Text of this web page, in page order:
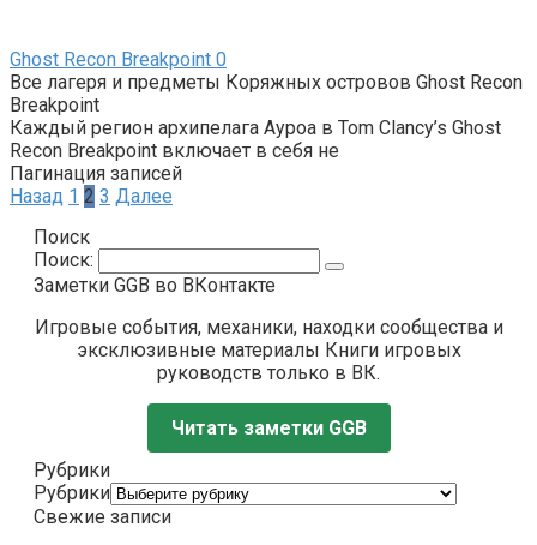
Ghost Recon Breakpoint 0
Все лагеря и предметы Коряжных островов Ghost Recon
Breakpoint
Каждый регион архипелага Ауроа в Tom Clancy’s Ghost
Recon Breakpoint включает в себя не
Пагинация записей
Назад 1 2 3 Далее
Поиск
Поиск:
Заметки GGB во ВКонтакте
Игровые события, механики, находки сообщества и
эксклюзивные материалы Книги игровых
руководств только в ВК.
Читать заметки GGB
Рубрики
Рубрики
Свежие записи